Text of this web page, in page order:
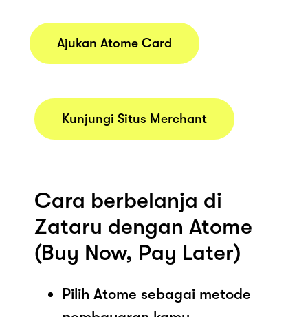
Ajukan Atome Card
Kunjungi Situs Merchant
Cara berbelanja di
Zataru dengan Atome
(Buy Now, Pay Later)
Pilih Atome sebagai metode